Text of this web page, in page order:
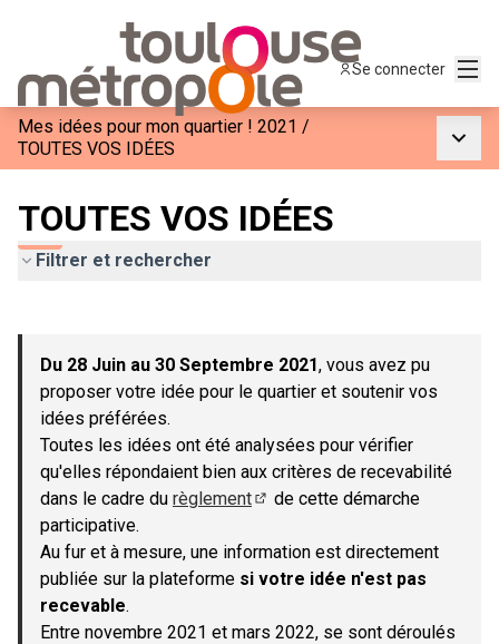
Se connecter
Mes idées pour mon quartier ! 2021 /
TOUTES VOS IDÉES
TOUTES VOS IDÉES
Filtrer et rechercher
−
Du 28 Juin au 30 Septembre 2021, vous avez pu
proposer votre idée pour le quartier et soutenir vos
idées préférées.
Toutes les idées ont été analysées pour vérifier
qu'elles répondaient bien aux critères de recevabilité
dans le cadre du règlement
de cette démarche
participative.
Au fur et à mesure, une information est directement
publiée sur la plateforme si votre idée n'est pas
recevable.
Entre novembre 2021 et mars 2022, se sont déroulés